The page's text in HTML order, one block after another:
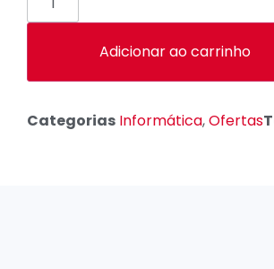
Adicionar ao carrinho
Categorias Informática,Ofertas